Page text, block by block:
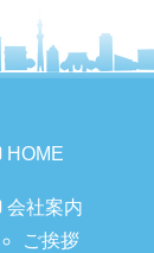
HOME
会社案内
ご挨拶